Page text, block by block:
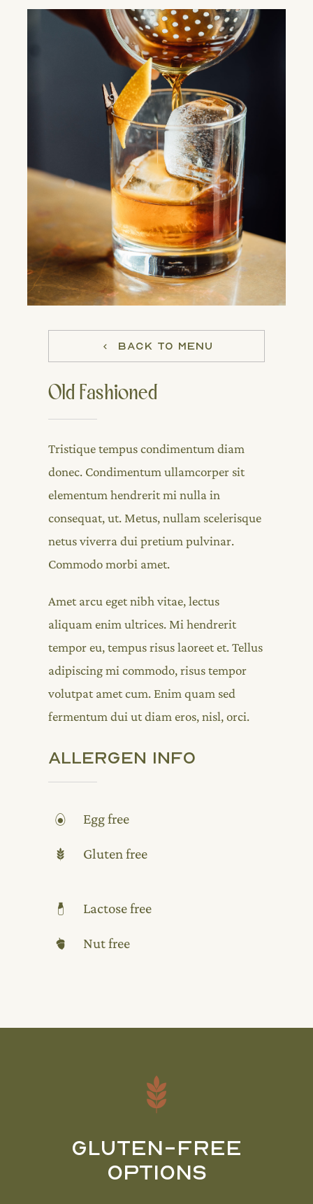
BACK TO MENU
Old Fashioned
Tristique tempus condimentum diam
donec. Condimentum ullamcorper sit
elementum hendrerit mi nulla in
consequat, ut. Metus, nullam scelerisque
netus viverra dui pretium pulvinar.
Commodo morbi amet.
Amet arcu eget nibh vitae, lectus
aliquam enim ultrices. Mi hendrerit
tempor eu, tempus risus laoreet et. Tellus
adipiscing mi commodo, risus tempor
volutpat amet cum. Enim quam sed
fermentum dui ut diam eros, nisl, orci.
Allergen Info
Egg free
Gluten free
Lactose free
Nut free
Gluten-Free
Options